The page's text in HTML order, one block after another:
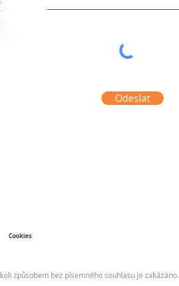
Odeslat
Cookies
způsobem bez písemného souhlasu je zakázáno.